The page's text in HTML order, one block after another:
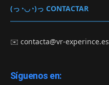
(っ◔◡◔)っ CONTACTAR
✉️contacta@vr-experince.es
Síguenos en: